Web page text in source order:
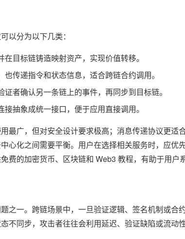
以分为以下几类：
目标链铸造映射资产，实现价值转移。
也传递指令和状态信息，适合跨链合约调用。
证者确认另一条链上的事件，再同步到目标链。
接抽象成统一接口，便于应用直接调用。
最广，但对安全设计要求极高；消息传递协议更适
心化之间需要平衡。用户在选择相关服务时，应优
费的加密货币、区块链和 Web3 教程，有助于用户
之一。跨链场景中，一旦验证逻辑、签名机制或合
不同步，攻击者往往会利用延迟、验证缺陷或流动